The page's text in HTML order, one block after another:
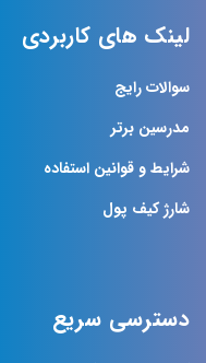
لینک های کاربردی
سوالات رایج
مدرسین برتر
شرایط و قوانین استفاده
شارژ کیف پول
دسترسی سریع